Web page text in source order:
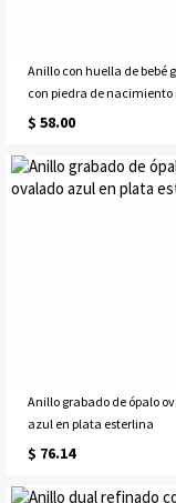
Anillo con huella de bebé
con piedra de nacimiento
en platino
$ 58.00
Anillo grabado de ópalo
azul en plata esterlina
$ 76.14